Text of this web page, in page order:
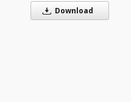
Download